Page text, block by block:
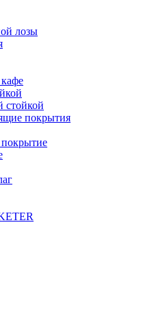
лозы
стойкой
покрытия
покрытие